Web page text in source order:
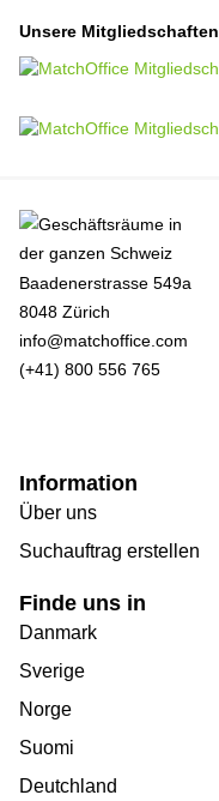
Unsere Mitgliedschaften
Baadenerstrasse 549a
8048 Zürich
info@matchoffice.com
(+41) 800 556 765
Information
Über uns
Suchauftrag erstellen
Finde uns in
Danmark
Sverige
Norge
Suomi
Deutchland